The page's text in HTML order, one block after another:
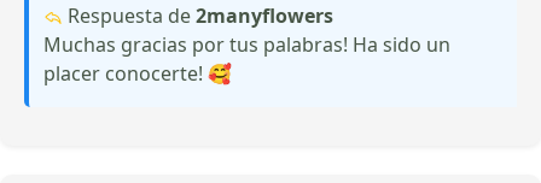
Respuesta de2manyflowers
Muchas gracias por tus palabras! Ha sido un
placer conocerte! 🥰